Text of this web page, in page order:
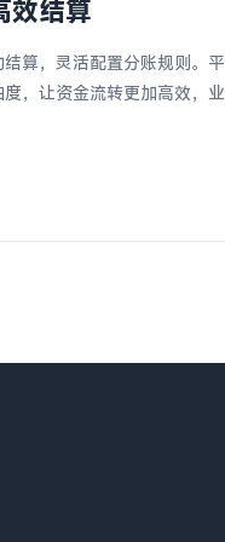
效结算
算，灵活配置分账规则。平
，让资金流转更加高效，业